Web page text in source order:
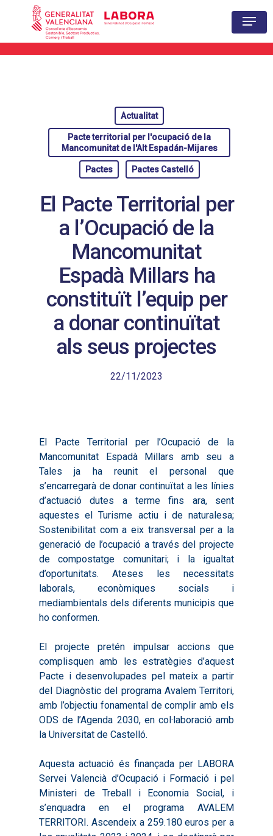
Actualitat
Pacte territorial per l'ocupació de la
Mancomunitat de l'Alt Espadán-Mijares
Pactes Pactes Castelló
El Pacte Territorial per
a l’Ocupació de la
Mancomunitat
Espadà Millars ha
constituït l’equip per
a donar continuïtat
als seus projectes
22/11/2023
El Pacte Territorial per l’Ocupació de la
Mancomunitat Espadà Millars amb seu a
Tales ja ha reunit el personal que
s’encarregarà de donar continuïtat a les línies
d’actuació dutes a terme fins ara, sent
aquestes el Turisme actiu i de naturalesa;
Sostenibilitat com a eix transversal per a la
generació de l’ocupació a través del projecte
de compostatge comunitari; i la igualtat
d’oportunitats. Ateses les necessitats
laborals, econòmiques socials i
mediambientals dels diferents municipis que
ho conformen.
El projecte pretén impulsar accions que
complisquen amb les estratègies d’aquest
Pacte i desenvolupades pel mateix a partir
del Diagnòstic del programa Avalem Territori,
amb l’objectiu fonamental de complir amb els
ODS de l’Agenda 2030, en col·laboració amb
la Universitat de Castelló.
Aquesta actuació és finançada per LABORA
Servei Valencià d’Ocupació i Formació i pel
Ministeri de Treball i Economia Social, i
s’enquadra en el programa AVALEM
TERRITORI. Ascendeix a 259.180 euros per a
Inici
Presentació
Què és Avalem
Missions
Diagnòstics
Valoració de Projectes
Experimentals
Processos d’Innovació
Territorial
Publicacions
2017
2018
2019
Infografies 2021
Infografies 2022
Infografies 2023
Pactes per
LABORA
Documentació